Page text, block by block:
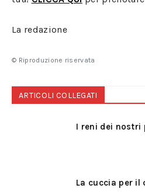
La redazione
© Riproduzione riservata
ARTICOLI COLLEGATI
I reni dei nostri
La cuccia per il